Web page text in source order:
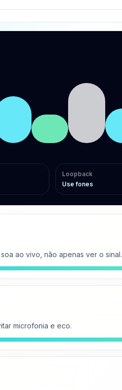
Loopback
Use fones
ao vivo, não apenas ver o sinal.
microfonia e eco.